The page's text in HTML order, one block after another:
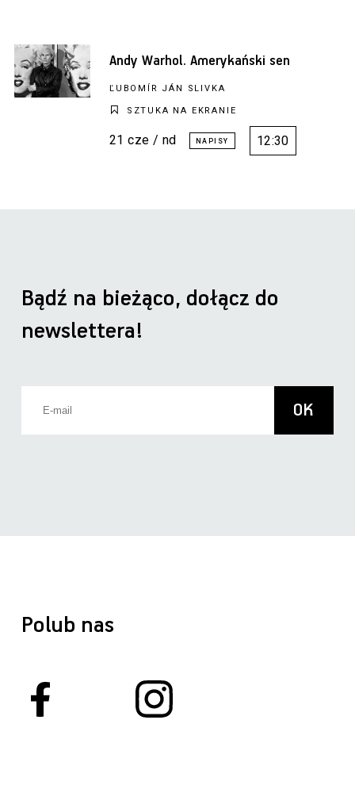
Andy Warhol. Amerykański sen
ĽUBOMÍR JÁN SLIVKA
SZTUKA NA EKRANIE
21 cze / nd 12:30
Polub nas
Bądź na bieżąco, dołącz do
newslettera!